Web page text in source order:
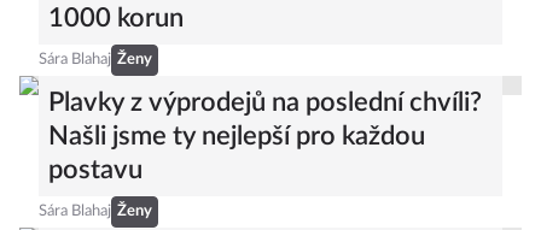
1000 korun
Sára Blahaj Ženy
Plavky z výprodejů na poslední chvíli?
Našli jsme ty nejlepší pro každou
postavu
Sára Blahaj Ženy